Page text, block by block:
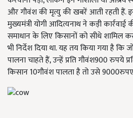
और गौवंश की मृत्यु की खबरें आती रहती हैं.
मुख्यमंत्री योगी आदित्यनाथ ने कड़ी
समाधान के लिए किसानों को सीधे शामिल
भी निर्देश दिया था. यह तय किया गया है कि
पालना चाहते हैं, उन्हें प्रति गौवंश900 रुपये
किसान 10गौवंश पालता है तो उसे